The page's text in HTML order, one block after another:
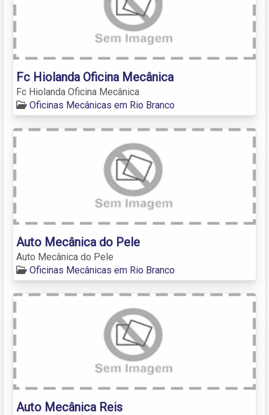
Fc Hiolanda Oficina Mecânica
Fc Hiolanda Oficina Mecânica
Oficinas Mecânicas em Rio Branco
Auto Mecânica do Pele
Auto Mecânica do Pele
Oficinas Mecânicas em Rio Branco
Auto Mecânica Reis